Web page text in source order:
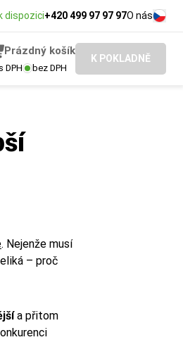
dispozici+420 499 97 97 97O nás
Prázdný košík
s DPH bez DPH
K POKLADNĚ
. Nejenže musí
– proč
a přitom